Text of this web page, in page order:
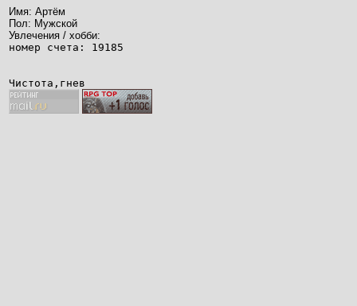
Имя: Артём
Пол: Мужской
Увлечения / хобби:
номер счета: 19185
Чистота,гнев